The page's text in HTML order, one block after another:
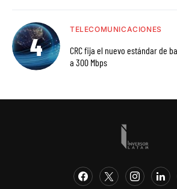
TELECOMUNICACIONES
CRC fija el nuevo estándar de
a 300 Mbps